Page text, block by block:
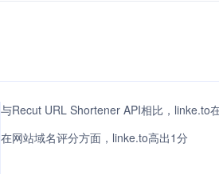
与Recut URL Shortener API相比，linke.to
在网站域名评分方面，linke.to高出1分